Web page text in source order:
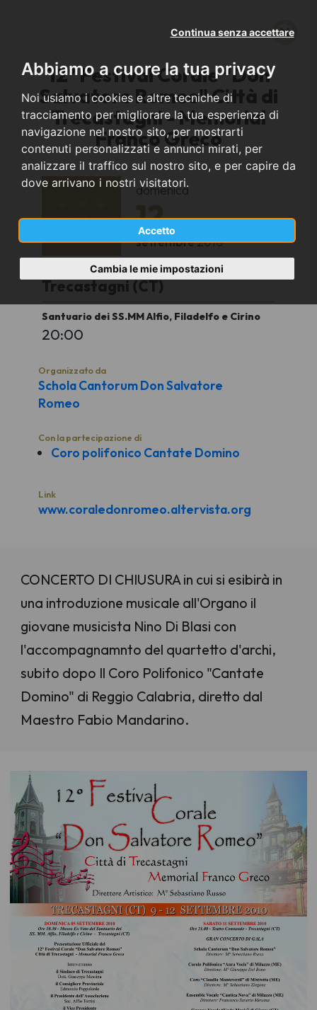
Abbiamo a cuore la tua privacy
Noi usiamo i cookies e altre tecniche di
tracciamento per migliorare la tua esperienza di
navigazione nel nostro sito, per mostrarti
contenuti personalizzati e annunci mirati, per
analizzare il traffico sul nostro sito, e per capire da
dove arrivano i nostri visitatori.
Accetto
Continua senza accettare
Cambia le mie impostazioni
12° Festival Corale "Don
Salvatore Romeo" Città di
Trecastagni - Memorial
Franco Greco
domenica
12
settembre2010
Trecastagni (CT)
Santuario dei SS.MM Alfio, Filadelfo e Cirino
20:00
Organizzato da
Schola Cantorum Don Salvatore
Romeo
Con la partecipazione di
Coro polifonico Cantate Domino
Link
www.coraledonromeo.altervista.org
CONCERTO DI CHIUSURA in cui si esibirà in
una introduzione musicale all'Organo il
giovane musicista Nino Di Blasi con
l'accompagnamnto del quartetto d'archi,
subito dopo Il Coro Polifonico "Cantate
Domino" di Reggio Calabria, diretto dal
Maestro Fabio Mandarino.